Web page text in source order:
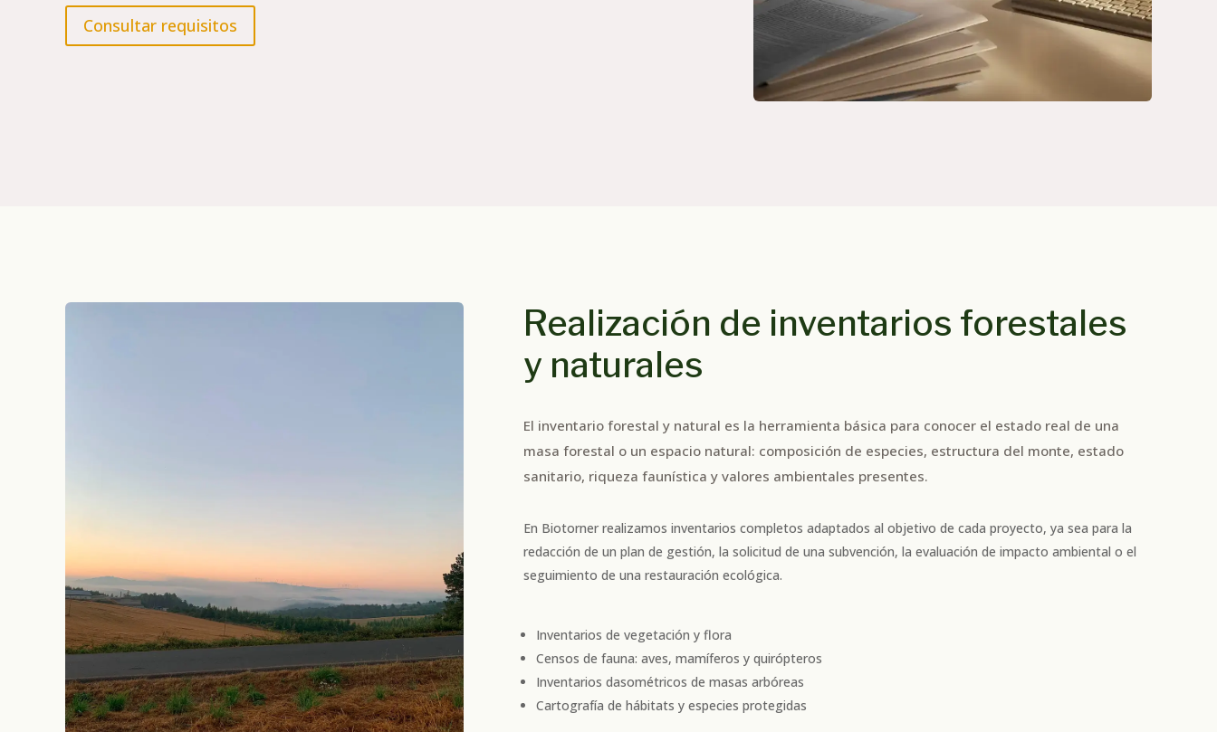
Consultar requisitos
Realización de inventarios forestales
y naturales
El inventario forestal y natural es la herramienta básica para conocer el estado real de una
masa forestal o un espacio natural: composición de especies, estructura del monte, estado
sanitario, riqueza faunística y valores ambientales presentes.
En Biotorner realizamos inventarios completos adaptados al objetivo de cada proyecto, ya sea para la
redacción de un plan de gestión, la solicitud de una subvención, la evaluación de impacto ambiental o el
seguimiento de una restauración ecológica.
Inventarios de vegetación y flora
Censos de fauna: aves, mamíferos y quirópteros
Inventarios dasométricos de masas arbóreas
Cartografía de hábitats y especies protegidas